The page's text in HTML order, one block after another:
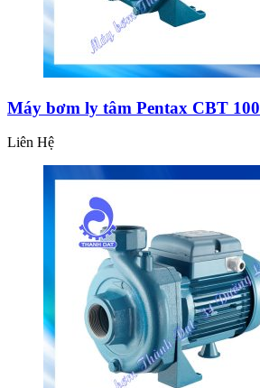
Máy bơm ly tâm Pentax CBT 100
Liên Hệ